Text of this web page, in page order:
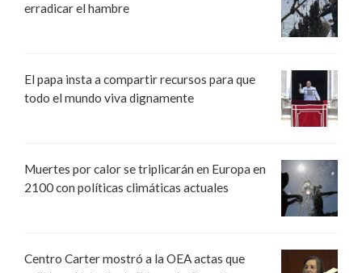
erradicar el hambre
El papa insta a compartir recursos para que
todo el mundo viva dignamente
Muertes por calor se triplicarán en Europa en
2100 con políticas climáticas actuales
Centro Carter mostró a la OEA actas que